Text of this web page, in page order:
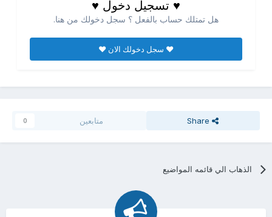
♥ تسجيل دخول ♥
هل تمتلك حساب بالفعل ؟ سجل دخولك من هنا.
♥ سجل دخولك الان ♥
Share متابعين 0
الذهاب الي قائمه المواضيع